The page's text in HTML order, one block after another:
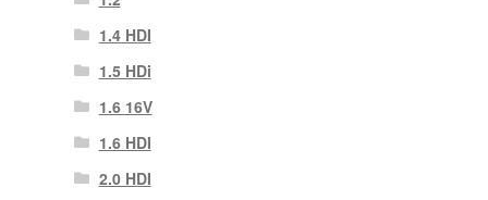
1.4 HDI
1.5 HDi
1.6 16V
1.6 HDI
2.0 HDI